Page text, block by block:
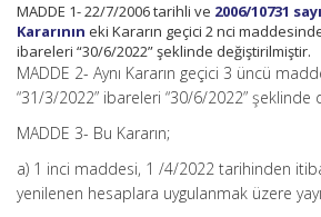
MADDE 1- 22/7/2006 tarihli ve 2006/10731
Kararının eki Kararın geçici 2 nci
ibareleri “30/6/2022” şeklinde değiştirilmiştir.
MADDE 2- Aynı Kararın geçici 3 üncü
“31/3/2022” ibareleri “30/6/2022” şeklinde
MADDE 3- Bu Kararın;
a) 1 inci maddesi, 1 /4/2022 tarihinden
yenilenen hesaplara uygulanmak üzere